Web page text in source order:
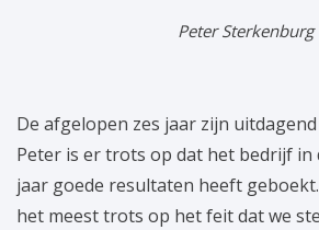
Peter Sterkenburg
De afgelopen zes jaar zijn
Peter is er trots op dat het bedrijf in
jaar goede resultaten heeft
het meest trots op het feit dat we